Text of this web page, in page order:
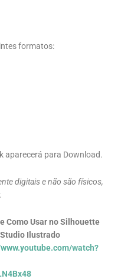
formatos:
aparecerá para Download.
digitais e não são físicos,
Como Usar no Silhouette
Ilustrado
watch?